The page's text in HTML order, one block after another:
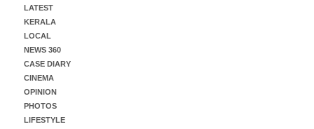
LATEST
KERALA
LOCAL
NEWS 360
CASE DIARY
CINEMA
OPINION
PHOTOS
LIFESTYLE